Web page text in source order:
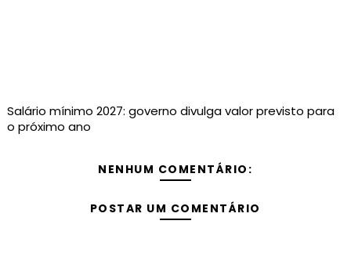
Salário mínimo 2027: governo divulga valor previsto para
o próximo ano
NENHUM COMENTÁRIO:
POSTAR UM COMENTÁRIO